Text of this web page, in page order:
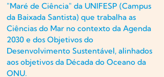
"Maré de Ciência" da UNIFESP (Campus
da Baixada Santista) que trabalha as
Ciências do Mar no contexto da Agenda
2030 e dos Objetivos do
Desenvolvimento Sustentável, alinhados
aos objetivos da Década do Oceano da
ONU.